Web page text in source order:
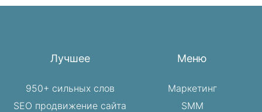
Лучшее
950+ сильных слов
SEO продвижение сайта
Меню
Маркетинг
SMM